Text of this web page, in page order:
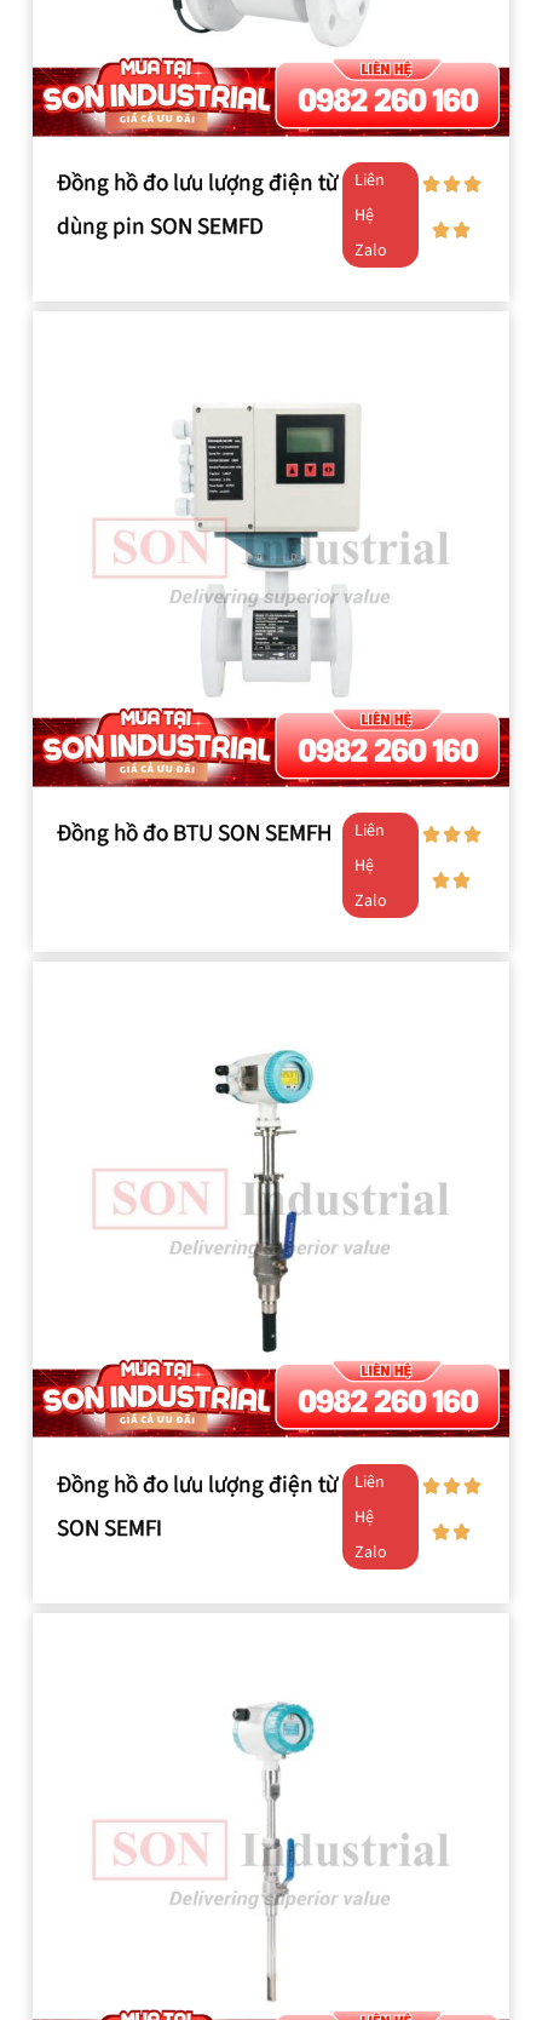
Đồng hồ đo lưu lượng điện từ
dùng pin SON SEMFD
Liên
Hệ
Zalo
Đồng hồ đo BTU SON SEMFH
Liên
Hệ
Zalo
Đồng hồ đo lưu lượng điện từ
SON SEMFI
Liên
Hệ
Zalo